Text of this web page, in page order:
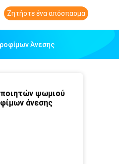
Ζητήστε ένα απόσπασμα
Άνεσης
ψωμιού
άνεσης